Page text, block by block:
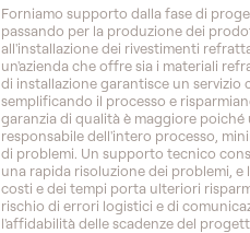
Forniamo supporto dalla fase di
passando per la produzione dei
all'installazione dei rivestimenti
un'azienda che offre sia i materiali
di installazione garantisce un servizio
semplificando il processo e
garanzia di qualità è maggiore poiché
responsabile dell'intero processo,
di problemi. Un supporto tecnico
una rapida risoluzione dei problemi, e
costi e dei tempi porta ulteriori
rischio di errori logistici e di
l'affidabilità delle scadenze del